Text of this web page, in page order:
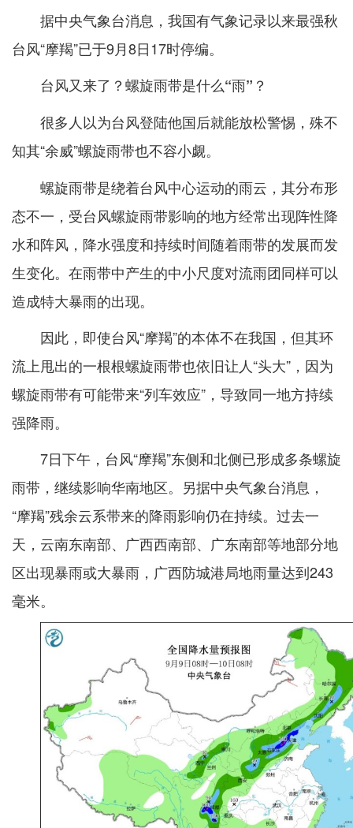
据中央气象台消息，我国有气象记录以来最强秋
台风“摩羯”已于9月8日17时停编。
台风又来了？螺旋雨带是什么“雨”？
很多人以为台风登陆他国后就能放松警惕，殊不
知其“余威”螺旋雨带也不容小觑。
螺旋雨带是绕着台风中心运动的雨云，其分布形
态不一，受台风螺旋雨带影响的地方经常出现阵性降
水和阵风，降水强度和持续时间随着雨带的发展而发
生变化。在雨带中产生的中小尺度对流雨团同样可以
造成特大暴雨的出现。
因此，即使台风‌‌“摩羯”的本体不在我国，但其环
流上甩出的一根根螺旋雨带也依旧让人“头大”，因为
螺旋雨带有可能带来“列车效应”，导致同一地方持续
强降雨。
7日下午，台风“摩羯”东侧和北侧已形成多条螺旋
雨带，继续影响华南地区。另据中央气象台消息，
“摩羯”残余云系带来的降雨影响仍在持续。过去一
天，云南东南部、广西西南部、广东南部等地部分地
区出现暴雨或大暴雨，广西防城港局地雨量达到243
毫米。